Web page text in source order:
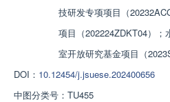
技研发专项项目（
项目（202224ZDKT04）
室开放研究基金项目（
DOI： 10.12454/j.jsuese.202400656
中图分类号： TU455